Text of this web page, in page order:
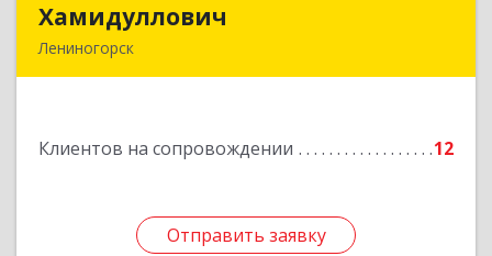
Хамидуллович
Лениногорск
Клиентов на сопровождении 12
Отправить заявку
Подробнее
Отправить заявку